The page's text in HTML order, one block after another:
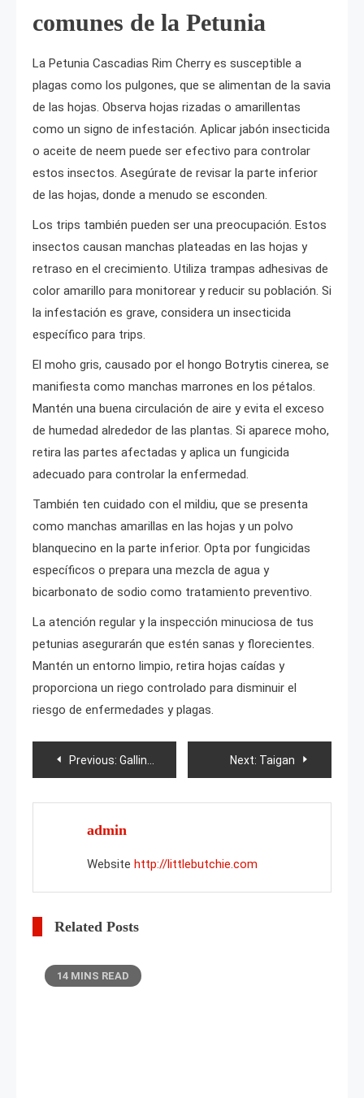
comunes de la Petunia
La Petunia Cascadias Rim Cherry es susceptible a
plagas como los pulgones, que se alimentan de la savia
de las hojas. Observa hojas rizadas o amarillentas
como un signo de infestación. Aplicar jabón insecticida
o aceite de neem puede ser efectivo para controlar
estos insectos. Asegúrate de revisar la parte inferior
de las hojas, donde a menudo se esconden.
Los trips también pueden ser una preocupación. Estos
insectos causan manchas plateadas en las hojas y
retraso en el crecimiento. Utiliza trampas adhesivas de
color amarillo para monitorear y reducir su población. Si
la infestación es grave, considera un insecticida
específico para trips.
El moho gris, causado por el hongo Botrytis cinerea, se
manifiesta como manchas marrones en los pétalos.
Mantén una buena circulación de aire y evita el exceso
de humedad alrededor de las plantas. Si aparece moho,
retira las partes afectadas y aplica un fungicida
adecuado para controlar la enfermedad.
También ten cuidado con el mildiu, que se presenta
como manchas amarillas en las hojas y un polvo
blanquecino en la parte inferior. Opta por fungicidas
específicos o prepara una mezcla de agua y
bicarbonato de sodio como tratamiento preventivo.
La atención regular y la inspección minuciosa de tus
petunias asegurarán que estén sanas y florecientes.
Mantén un entorno limpio, retira hojas caídas y
proporciona un riego controlado para disminuir el
riesgo de enfermedades y plagas.
Post
navigation
Previous: Gallinas Xiaoshan Next: Taigan
admin
Website http://littlebutchie.com
Related Posts
14 MINS READ